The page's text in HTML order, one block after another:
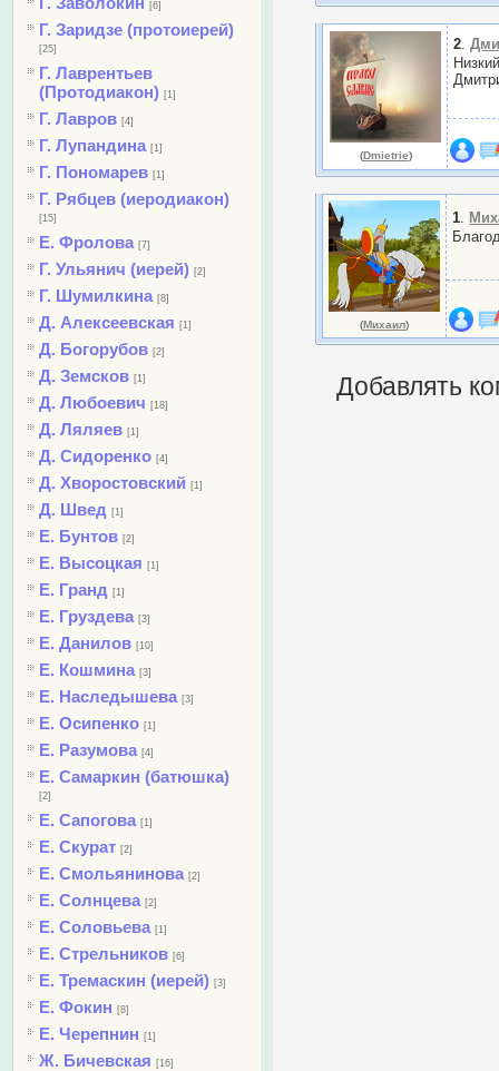
[6]
Г. Заридзе (протоиерей)
[25]
Г. Лаврентьев
(Протодиакон) [1]
Г. Лавров [4]
Г. Лупандина [1]
Г. Пономарев [1]
Г. Рябцев (иеродиакон)
[15]
Е. Фролова [7]
Г. Ульянич (иерей) [2]
Г. Шумилкина [8]
Д. Алексеевская [1]
Д. Богорубов [2]
Д. Земсков [1]
Д. Любоевич [18]
Д. Ляляев [1]
Д. Сидоренко [4]
Д. Хворостовский [1]
Д. Швед [1]
Е. Бунтов [2]
Е. Высоцкая [1]
Е. Гранд [1]
Е. Груздева [3]
Е. Данилов [10]
Е. Кошмина [3]
Е. Наследышева [3]
Е. Осипенко [1]
Е. Разумова [4]
Е. Самаркин (батюшка)
[2]
Е. Сапогова [1]
Е. Скурат [2]
Е. Смольянинова [2]
Е. Солнцева [2]
Е. Соловьева [1]
Е. Стрельников [6]
Е. Тремаскин (иерей) [3]
Е. Фокин [8]
Е. Черепнин [1]
Ж. Бичевская [16]
(Dmietrie)
2.
(Михаил)
1.
Добавлять